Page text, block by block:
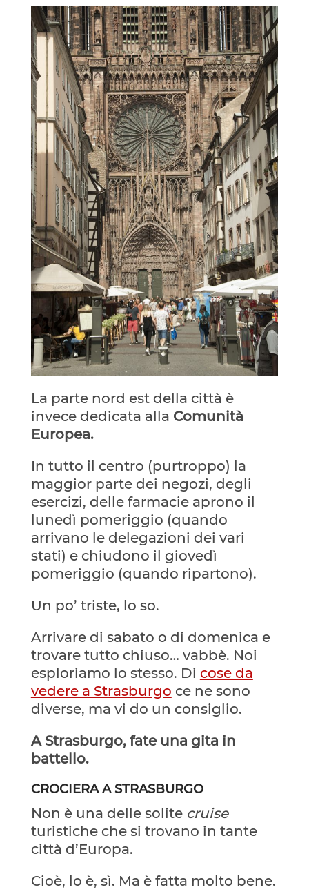
La parte nord est della città è
invece dedicata alla Comunità
Europea.
In tutto il centro (purtroppo) la
maggior parte dei negozi, degli
esercizi, delle farmacie aprono il
lunedì pomeriggio (quando
arrivano le delegazioni dei vari
stati) e chiudono il giovedì
pomeriggio (quando ripartono).
Un po’ triste, lo so.
Arrivare di sabato o di domenica e
trovare tutto chiuso… vabbè. Noi
esploriamo lo stesso. Di cose da
vedere a Strasburgo ce ne sono
diverse, ma vi do un consiglio.
A Strasburgo, fate una gita in
battello.
CROCIERA A STRASBURGO
Non è una delle solite cruise
turistiche che si trovano in tante
città d’Europa.
Cioè, lo è, sì. Ma è fatta molto bene.